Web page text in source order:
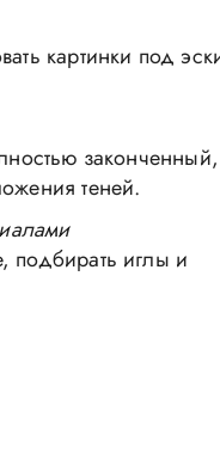
картинки под
законченный,
теней.
подбирать иглы и